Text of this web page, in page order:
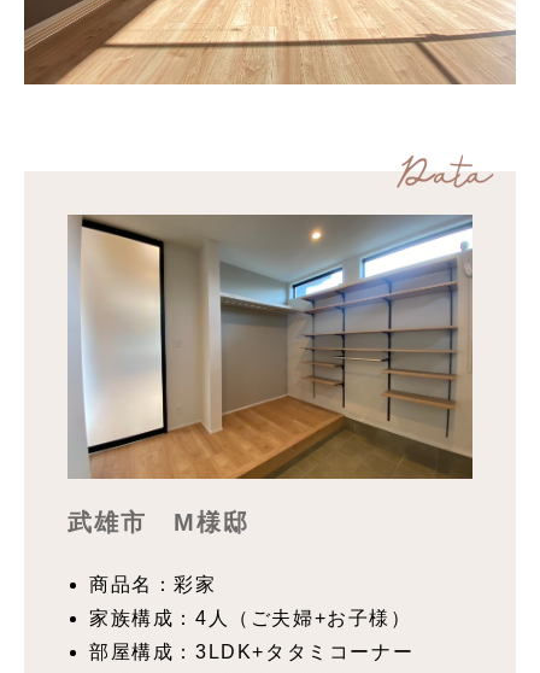
武雄市 M様邸
商品名：彩家
家族構成：4人（ご夫婦+お子様）
部屋構成：3LDK+タタミコーナー